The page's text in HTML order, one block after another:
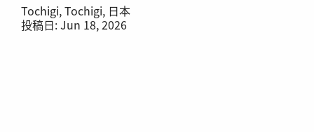
Tochigi, Tochigi, 日本
投稿日:Jun 18, 2026